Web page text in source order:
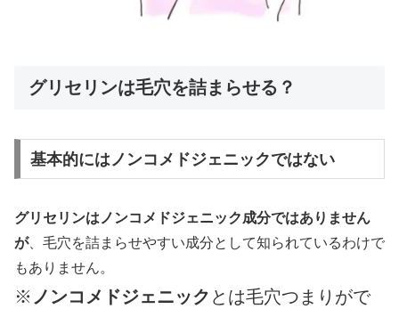
グリセリンは毛穴を詰まらせる？
基本的にはノンコメドジェニックではない
グリセリンはノンコメドジェニック成分ではありません
が、毛穴を詰まらせやすい成分として知られているわけで
もありません。
※ ノンコメドジェニック とは毛穴つまりがで